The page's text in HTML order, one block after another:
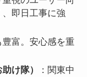
即日工事に強
富。安心感を重
け隊）
：関東中